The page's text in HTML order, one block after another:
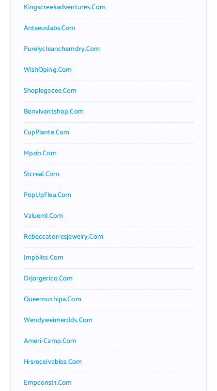
Kingscreekadventures.com
Antaeuslabs.com
Purelycleanchemdry.com
WishOping.com
Shoplegacee.com
Bonvivantshop.com
CupPlante.com
Mpzin.com
Stcreal.com
PopUpFlea.com
Valueml.com
Rebeccatorresjewelry.com
Jmpbliss.com
Drjorgerico.com
Queensushipa.com
Wendyweimerdds.com
Ameri-Camp.com
Hrsreceivables.com
Empconst1.com